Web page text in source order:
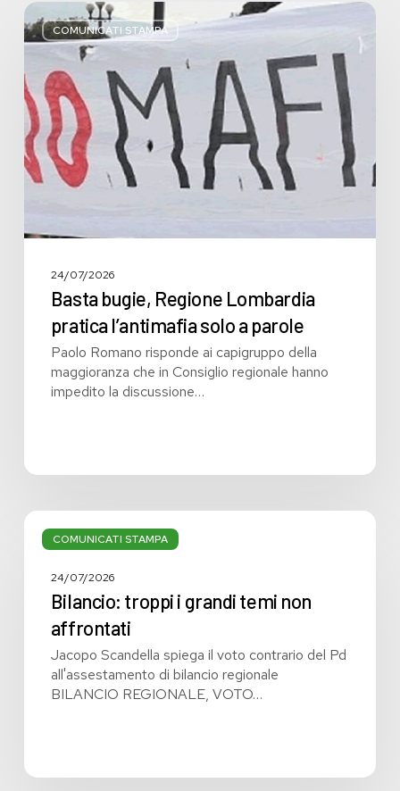
COMUNICATI STAMPA
Basta
bugie,
Regione
Lombardia
pratica
l’antimafia
solo
a
parole
24/07/2026
Basta bugie, Regione Lombardia
pratica l’antimafia solo a parole
Paolo Romano risponde ai capigruppo della
maggioranza che in Consiglio regionale hanno
impedito la discussione…
COMUNICATI STAMPA
Bilancio:
troppi
grandi
affrontati
24/07/2026
Bilancio: troppi i grandi temi non
affrontati
Jacopo Scandella spiega il voto contrario del Pd
all'assestamento di bilancio regionale
BILANCIO REGIONALE, VOTO…